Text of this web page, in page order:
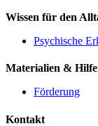
Wissen für den
Psychische
Materialien &
Förderung
Kontakt